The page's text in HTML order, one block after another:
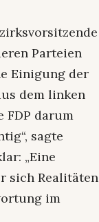
Parteien
Einigung der
dem linken
FDP darum
sagte
„Eine
sich Realitäten
im